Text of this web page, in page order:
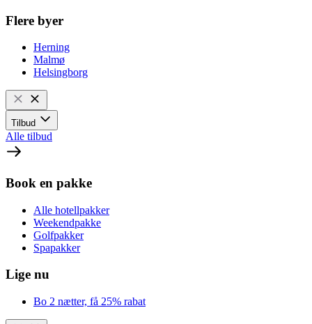
Flere byer
Herning
Malmø
Helsingborg
Tilbud
Alle tilbud
Book en pakke
Alle hotellpakker
Weekendpakke
Golfpakker
Spapakker
Lige nu
Bo 2 nætter, få 25% rabat